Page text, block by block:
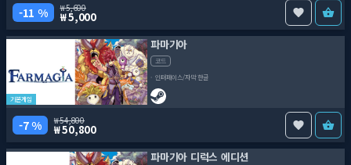
11 % 5,600
5,000
기본게임
파마기아
코드
인터페이스/자막 한글
7 % 54,800
50,800
파마기아 디럭스 에디션